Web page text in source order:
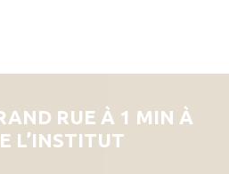
RUE À 1 MIN À
L’INSTITUT